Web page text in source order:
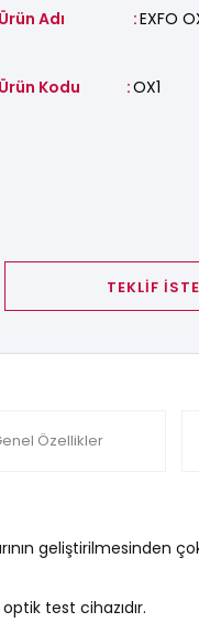
Ürün Adı EXFO
Ürün Kodu OX1
TEKLİF İSTE
Özellikler
geliştirilmesinden
test cihazıdır.